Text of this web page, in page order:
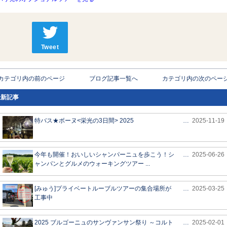
Tweet
テゴリ内の前のページ ブログ記事一覧へ カテゴリ内の次のペー
記事
特バス★ボーヌ<栄光の3日間> 2025 … 2025-11-19
今年も開催！おいしいシャンパーニュを歩こう！シ
ャンパンとグルメのウォーキングツアー ...
… 2025-06-26
[みゅう]プライベートルーブルツアーの集合場所が
工事中
… 2025-03-25
2025 ブルゴーニュのサンヴァンサン祭り ～コルト … 2025-02-01